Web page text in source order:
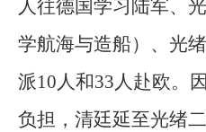
人往德国学习陆军、
学航海与造船）、光
派10人和33人赴欧。
负担，清廷延至光绪